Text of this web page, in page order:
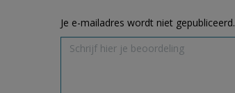
Je e-mailadres wordt niet gepubliceerd.